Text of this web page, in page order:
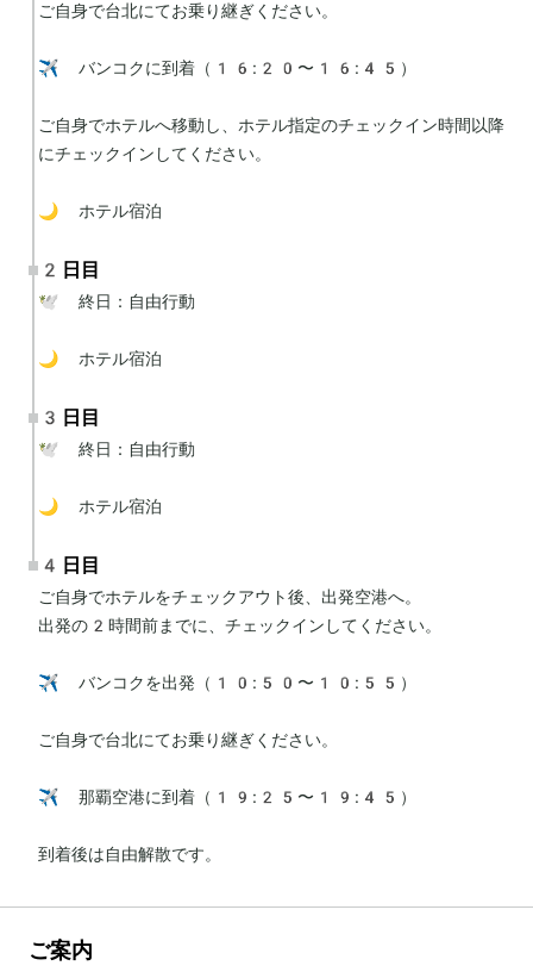
ご自身で台北にてお乗り継ぎください。
✈️ バンコクに到着（16:20〜16:45）
ご自身でホテルへ移動し、ホテル指定のチェックイン時間以降
にチェックインしてください。
🌙 ホテル宿泊
2日目
🕊 終日：自由行動
🌙 ホテル宿泊
3日目
🕊 終日：自由行動
🌙 ホテル宿泊
4日目
ご自身でホテルをチェックアウト後、出発空港へ。
出発の2時間前までに、チェックインしてください。
✈️ バンコクを出発（10:50〜10:55）
ご自身で台北にてお乗り継ぎください。
✈️ 那覇空港に到着（19:25〜19:45）
到着後は自由解散です。
ご案内